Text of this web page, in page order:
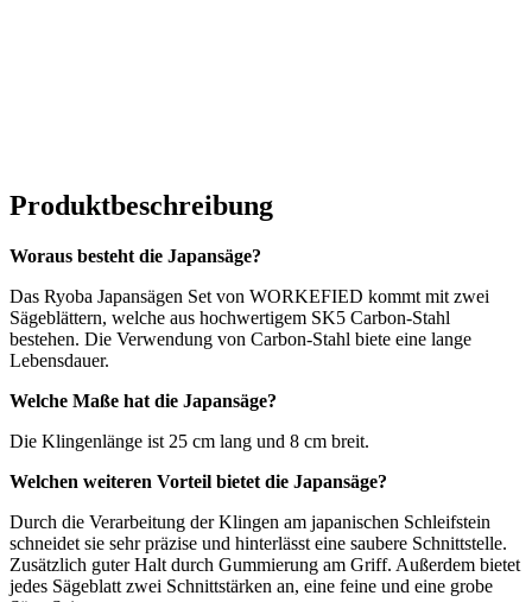
Produktbeschreibung
Woraus besteht die Japansäge?
Das Ryoba Japansägen Set von WORKEFIED kommt mit zwei
Sägeblättern, welche aus hochwertigem SK5 Carbon-Stahl
bestehen. Die Verwendung von Carbon-Stahl biete eine lange
Lebensdauer.
Welche Maße hat die Japansäge?
Die Klingenlänge ist 25 cm lang und 8 cm breit.
Welchen weiteren Vorteil bietet die Japansäge?
Durch die Verarbeitung der Klingen am japanischen Schleifstein
schneidet sie sehr präzise und hinterlässt eine saubere Schnittstelle.
Zusätzlich guter Halt durch Gummierung am Griff. Außerdem bietet
jedes Sägeblatt zwei Schnittstärken an, eine feine und eine grobe